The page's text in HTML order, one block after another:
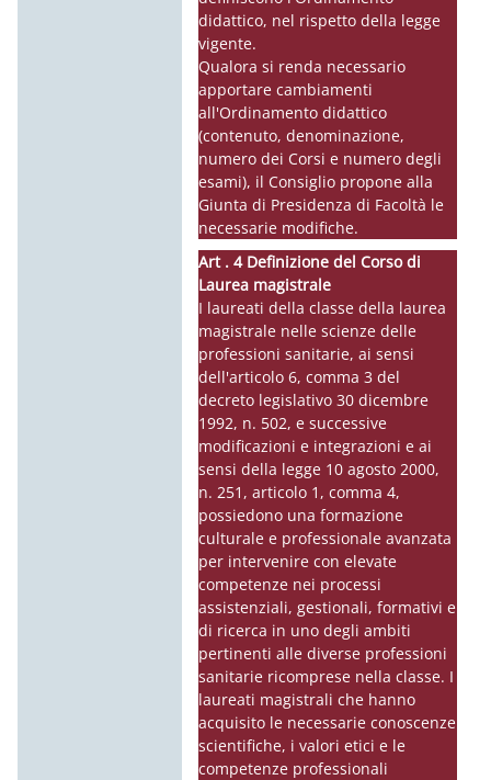
didattico, nel rispetto della legge
vigente.
Qualora si renda necessario
apportare cambiamenti
all'Ordinamento didattico
(contenuto, denominazione,
numero dei Corsi e numero degli
esami), il Consiglio propone alla
Giunta di Presidenza di Facoltà le
necessarie modifiche.
Art . 4 Definizione del Corso di
Laurea magistrale
I laureati della classe della laurea
magistrale nelle scienze delle
professioni sanitarie, ai sensi
dell'articolo 6, comma 3 del
decreto legislativo 30 dicembre
1992, n. 502, e successive
modificazioni e integrazioni e ai
sensi della legge 10 agosto 2000,
n. 251, articolo 1, comma 4,
possiedono una formazione
culturale e professionale avanzata
per intervenire con elevate
competenze nei processi
assistenziali, gestionali, formativi e
di ricerca in uno degli ambiti
pertinenti alle diverse professioni
sanitarie ricomprese nella classe. I
laureati magistrali che hanno
acquisito le necessarie conoscenze
scientifiche, i valori etici e le
competenze professionali